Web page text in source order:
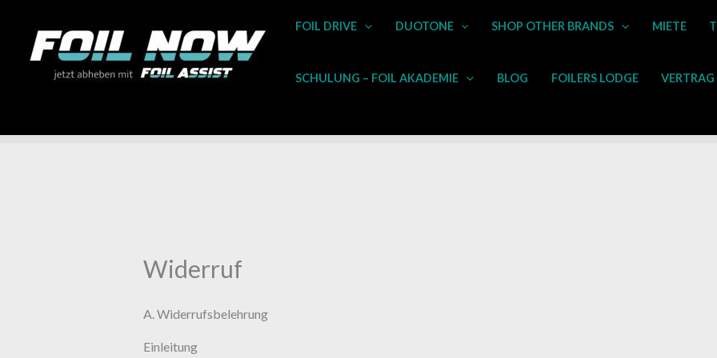
springen
FOIL DRIVE DUOTONE SHOP OTHER BRANDS MIETE
SCHULUNG – FOIL AKADEMIE BLOG FOILERS LODGE
Widerruf
A. Widerrufsbelehrung
Einleitung